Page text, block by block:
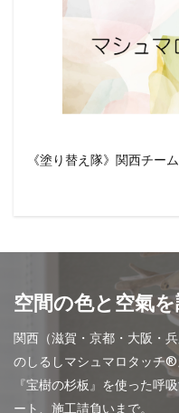
《塗り替え隊》関西チー
空間の色と空氣
関西（滋賀・京都・大阪・
のしるしマシュマロタッチ
『宝樹の杉板』を使った呼
ート、施工請負いまで。